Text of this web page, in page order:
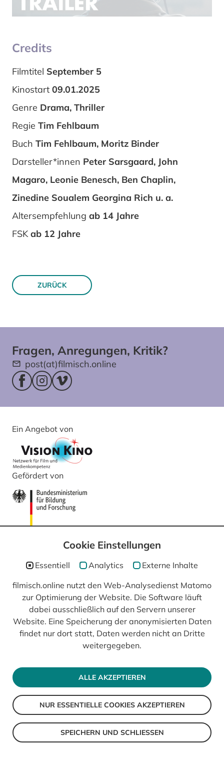
Credits
Filmtitel September 5
Kinostart 09.01.2025
Genre Drama, Thriller
Regie Tim Fehlbaum
Buch Tim Fehlbaum, Moritz Binder
Darsteller*innen Peter Sarsgaard, John
Magaro, Leonie Benesch, Ben Chaplin,
Zinedine Soualem Georgina Rich u. a.
Altersempfehlung ab 14 Jahre
FSK ab 12 Jahre
ZURÜCK
Fragen, Anregungen, Kritik?
post(at)filmisch.online
Facebookseite (öffnet im neuen Fenster)
Instagram (öffnet im neuen Fenster)
Vimeo (öffnet im neuen Fenster)
Ein Angebot von
Gefördert von
In Kooperation mit
© 2026 filmisch
Impressum
Datenschutz
Cookie Einstellungen
Essentiell Analytics Externe Inhalte
filmisch.online nutzt den Web-Analysedienst Matomo
zur Optimierung der Website. Die Software läuft
dabei ausschließlich auf den Servern unserer
Website. Eine Speicherung der anonymisierten Daten
findet nur dort statt, Daten werden nicht an Dritte
weitergegeben.
ALLE AKZEPTIEREN
NUR ESSENTIELLE COOKIES AKZEPTIEREN
SPEICHERN UND SCHLIESSEN